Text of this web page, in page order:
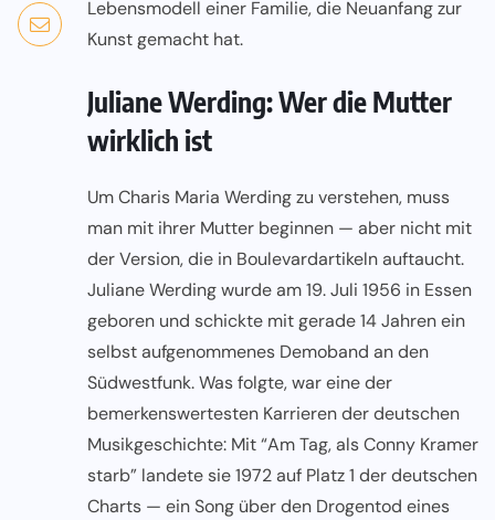
Lebensmodell einer Familie, die Neuanfang zur
Kunst gemacht hat.
Juliane Werding: Wer die Mutter
wirklich ist
Um Charis Maria Werding zu verstehen, muss
man mit ihrer Mutter beginnen — aber nicht mit
der Version, die in Boulevardartikeln auftaucht.
Juliane Werding wurde am 19. Juli 1956 in Essen
geboren und schickte mit gerade 14 Jahren ein
selbst aufgenommenes Demoband an den
Südwestfunk. Was folgte, war eine der
bemerkenswertesten Karrieren der deutschen
Musikgeschichte: Mit “Am Tag, als Conny Kramer
starb” landete sie 1972 auf Platz 1 der deutschen
Charts — ein Song über den Drogentod eines